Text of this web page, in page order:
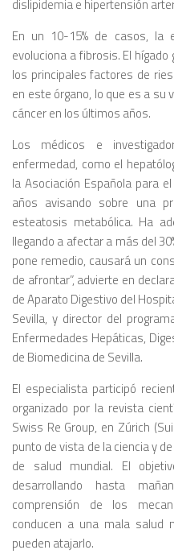
dislipidemia e hipertensión
En un 10-15% de casos, la
evoluciona a fibrosis. El
los principales factores de
en este órgano, lo que es a su
cáncer en los últimos años.
Los médicos e
enfermedad, como el
la Asociación Española para
años avisando sobre una
esteatosis metabólica. Ha
llegando a afectar a más del
pone remedio, causará un
de afrontar”, advierte en
de Aparato Digestivo del
Sevilla, y director del
Enfermedades Hepáticas,
de Biomedicina de Sevilla.
El especialista participó
organizado por la revista
Swiss Re Group, en Zúrich
punto de vista de la ciencia y
de salud mundial. El
desarrollando hasta
comprensión de los
conducen a una mala salud
pueden atajarlo.